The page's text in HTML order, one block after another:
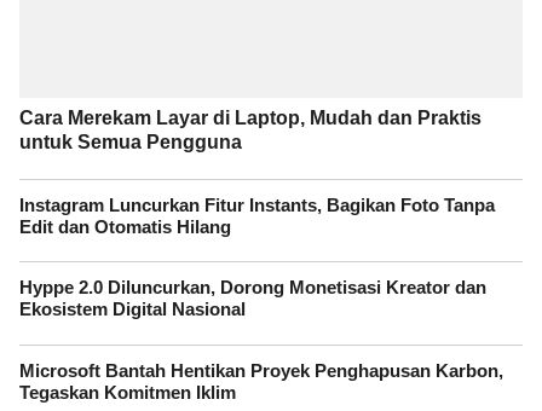
Cara Merekam Layar di Laptop, Mudah dan Praktis
untuk Semua Pengguna
Instagram Luncurkan Fitur Instants, Bagikan Foto Tanpa
Edit dan Otomatis Hilang
Hyppe 2.0 Diluncurkan, Dorong Monetisasi Kreator dan
Ekosistem Digital Nasional
Microsoft Bantah Hentikan Proyek Penghapusan Karbon,
Tegaskan Komitmen Iklim